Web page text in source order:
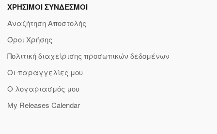
ΧΡΗΣΙΜΟΙ ΣΥΝΔΕΣΜΟΙ
Αναζήτηση Αποστολής
Όροι Χρήσης
Πολιτική διαχείρισης προσωπικών δεδομένων
Οι παραγγελίες μου
Ο λογαριασμός μου
My Releases Calendar